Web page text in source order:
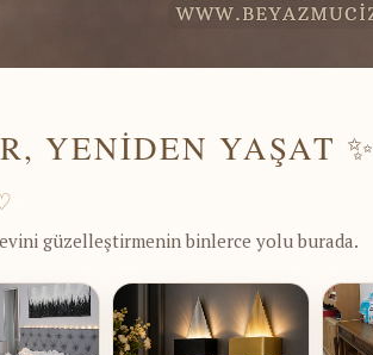
YENİDEN YAŞAT ✨
güzelleştirmenin binlerce yolu burada.